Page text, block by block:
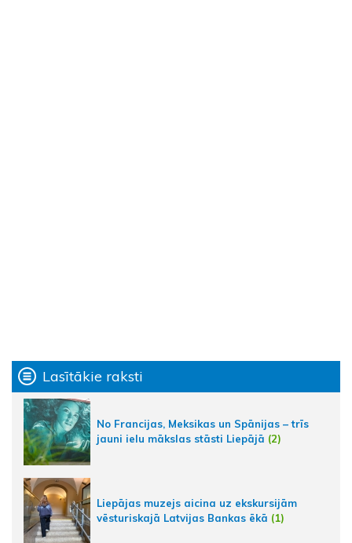
Lasītākie raksti
No Francijas, Meksikas un Spānijas – trīs
jauni ielu mākslas stāsti Liepājā (2)
Liepājas muzejs aicina uz ekskursijām
vēsturiskajā Latvijas Bankas ēkā (1)